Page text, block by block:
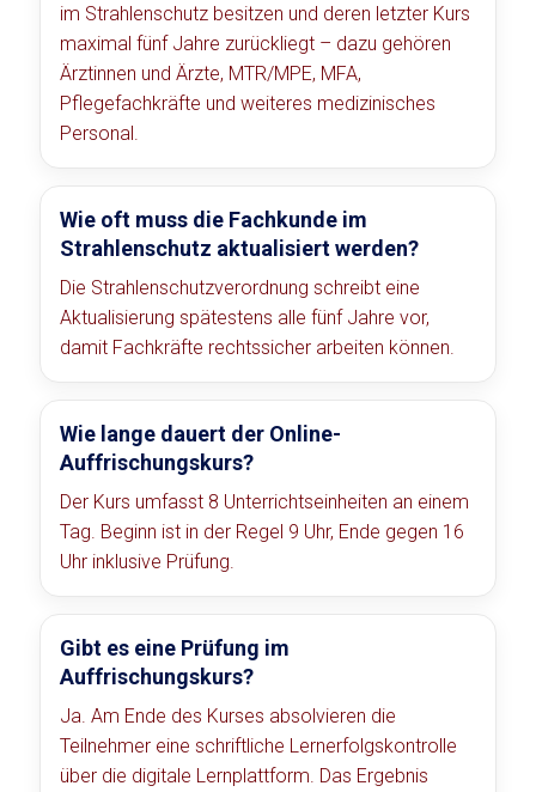
im Strahlenschutz besitzen und deren letzter Kurs
maximal fünf Jahre zurückliegt – dazu gehören
Ärztinnen und Ärzte, MTR/MPE, MFA,
Pflegefachkräfte und weiteres medizinisches
Personal.
Wie oft muss die Fachkunde im
Strahlenschutz aktualisiert werden?
Die Strahlenschutzverordnung schreibt eine
Aktualisierung spätestens alle fünf Jahre vor,
damit Fachkräfte rechtssicher arbeiten können.
Wie lange dauert der Online-
Auffrischungskurs?
Der Kurs umfasst 8 Unterrichtseinheiten an einem
Tag. Beginn ist in der Regel 9 Uhr, Ende gegen 16
Uhr inklusive Prüfung.
Gibt es eine Prüfung im
Auffrischungskurs?
Ja. Am Ende des Kurses absolvieren die
Teilnehmer eine schriftliche Lernerfolgskontrolle
über die digitale Lernplattform. Das Ergebnis